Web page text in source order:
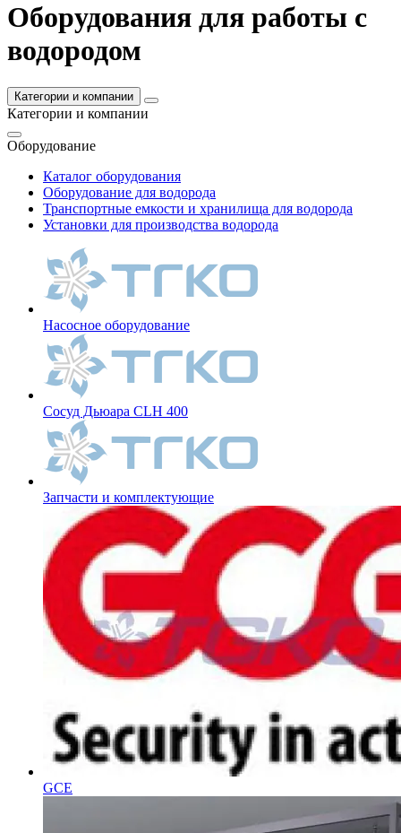
Оборудования для работы с
водородом
Категории и компании
Категории и компании
Оборудование
Каталог оборудования
Оборудование для водорода
Транспортные емкости и хранилища для водорода
Установки для производства водорода
Насосное оборудование
Сосуд Дьюара CLH 400
Запчасти и комплектующие
GCE